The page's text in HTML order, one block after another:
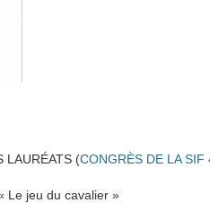
LAURÉATS (CONGRÈS DE LA SIF
Le jeu du cavalier »